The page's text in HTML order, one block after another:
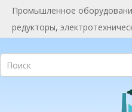
Промышленное
редукторы,